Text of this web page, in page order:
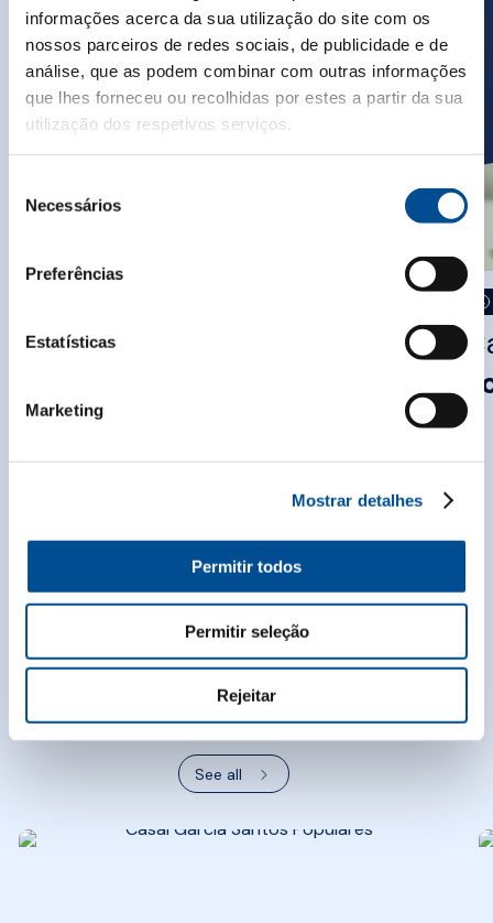
informações acerca da sua utilização do site com os
nossos parceiros de redes sociais, de publicidade e de
análise, que as podem combinar com outras informações
que lhes forneceu ou recolhidas por estes a partir da sua
utilização dos respetivos serviços.
Necessários
Preferências
Estatísticas
Marketing
Mostrar detalhes
Permitir todos
Permitir seleção
Rejeitar
Casal Garcia
BLOG
DISCOVER WHAT’S
OUR BLOG
See all